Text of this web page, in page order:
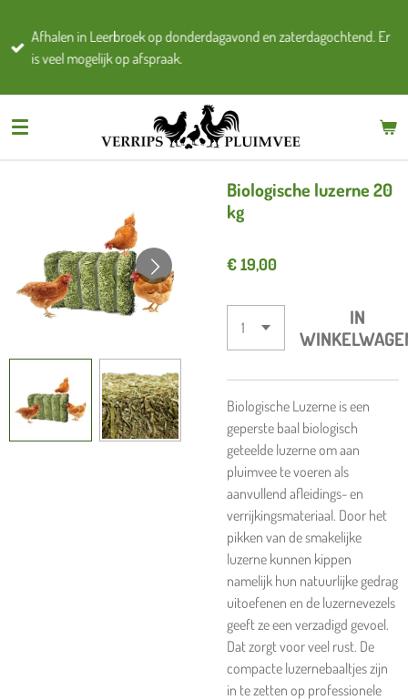
direct
naar
Afhalen in Leerbroek op donderdagavond en zaterdagochtend. Er
is veel mogelijk op afspraak.
Biologische luzerne 20
kg
€ 19,00
IN
Biologische Luzerne is een
geperste baal biologisch
geteelde luzerne om aan
pluimvee te voeren als
aanvullend afleidings- en
verrijkingsmateriaal. Door het
pikken van de smakelijke
luzerne kunnen kippen
namelijk hun natuurlijke gedrag
uitoefenen en de luzernevezels
geeft ze een verzadigd gevoel.
Dat zorgt voor veel rust. De
compacte luzernebaaltjes zijn
in te zetten op professionele